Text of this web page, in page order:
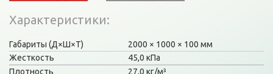
Характеристики
Габариты (Д×Ш×Т) 2000 1000
100 мм
Жесткость
45,0 кПа
Плотность
27,0 кг/м³